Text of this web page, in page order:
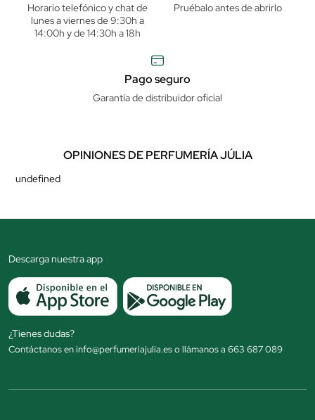
Horario telefónico y chat de
lunes a viernes de 9:30h a
14:00h y de 14:30h a 18h
Pruébalo antes de abrirlo
Pago seguro
Garantía de distribuidor oficial
OPINIONES DE PERFUMERÍA JÚLIA
undefined
Descarga nuestra app
¿Tienes dudas?
Contáctanos en info@perfumeriajulia.es o llámanos a 663 687 089